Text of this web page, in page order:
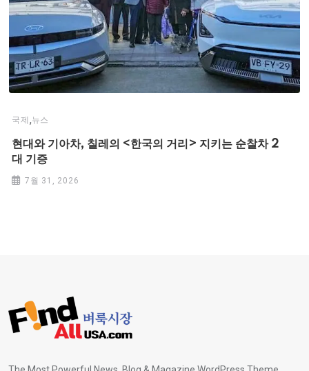
국제 ,뉴스
현대와 기아차, 칠레의 <한국의 거리> 지키는 순찰차 2
대 기증
7월 31, 2026